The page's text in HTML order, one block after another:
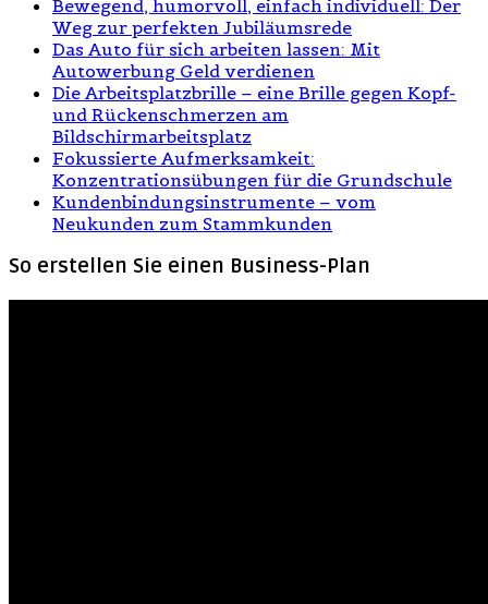
Bewegend, humorvoll, einfach individuell: Der
Weg zur perfekten Jubiläumsrede
Das Auto für sich arbeiten lassen: Mit
Autowerbung Geld verdienen
Die Arbeitsplatzbrille – eine Brille gegen Kopf-
und Rückenschmerzen am
Bildschirmarbeitsplatz
Fokussierte Aufmerksamkeit:
Konzentrationsübungen für die Grundschule
Kundenbindungsinstrumente – vom
Neukunden zum Stammkunden
So erstellen Sie einen Business-Plan